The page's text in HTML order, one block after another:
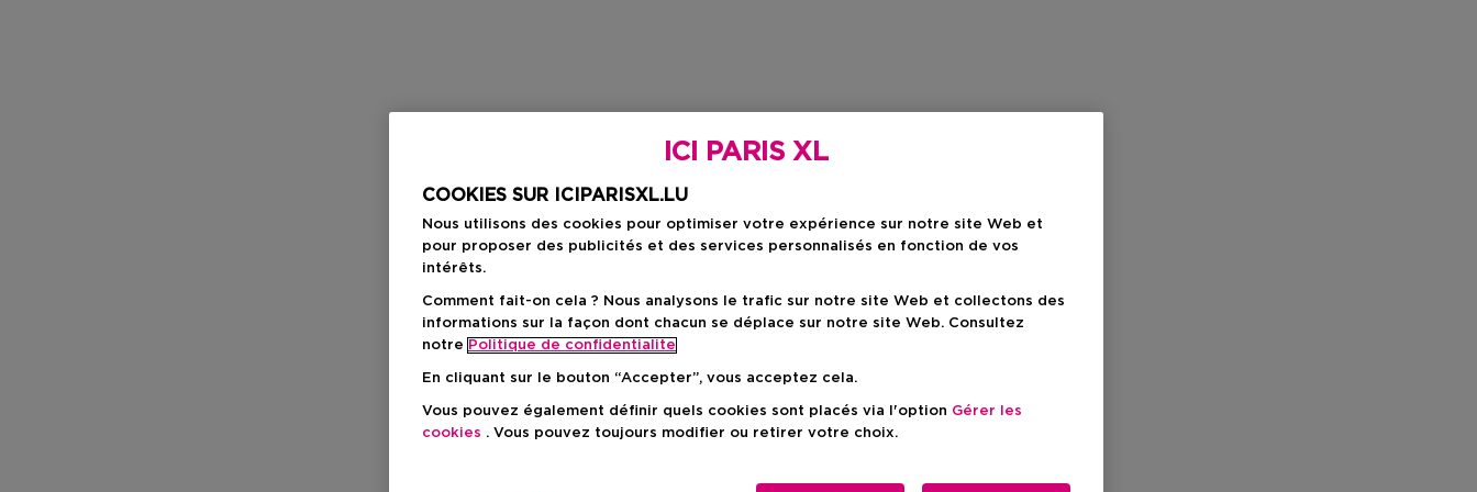
ICI PARIS XL
COOKIES SUR ICIPARISXL.LU
Nous utilisons des cookies pour optimiser votre expérience sur notre site Web et
pour proposer des publicités et des services personnalisés en fonction de vos
intérêts.
Comment fait-on cela ? Nous analysons le trafic sur notre site Web et collectons des
informations sur la façon dont chacun se déplace sur notre site Web. Consultez
notre Politique de confidentialite
En cliquant sur le bouton “Accepter”, vous acceptez cela.
Vous pouvez également définir quels cookies sont placés via l'option Gérer les
cookies . Vous pouvez toujours modifier ou retirer votre choix.